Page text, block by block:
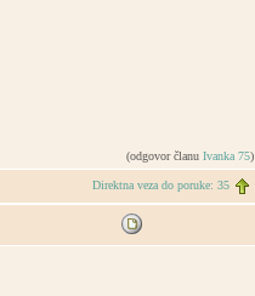
(odgovor članu Ivanka 75)
Direktna veza do poruke: 35